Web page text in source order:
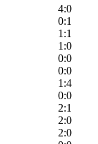
4:0
0:1
1:1
1:0
0:0
0:0
1:4
0:0
2:1
2:0
2:0